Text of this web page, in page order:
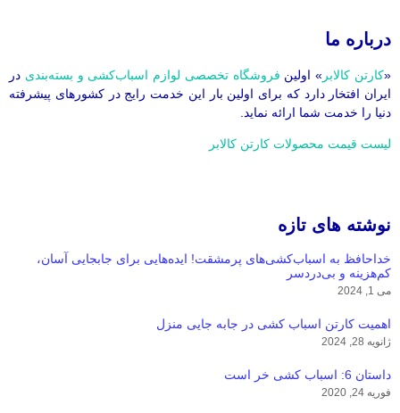
درباره ما
«کارتن کالابر » اولین فروشگاه تخصصی لوازم اسباب‌کشی و بسته‌بندی در
ایران افتخار دارد که برای اولین بار این خدمت رایج در کشورهای پیشرفته
دنیا را خدمت شما ارائه نماید.
لیست قیمت محصولات کارتن کالابر
نوشته های تازه
خداحافظ به اسباب‌کشی‌های پرمشقت! ایده‌هایی برای جابجایی آسان،
کم‌هزینه و بی‌دردسر
می 1, 2024
اهمیت کارتن‌ اسباب‌ کشی در جابه‌ جایی منزل
ژانویه 28, 2024
داستان 6: اسباب کشی خر است
فوریه 24, 2020